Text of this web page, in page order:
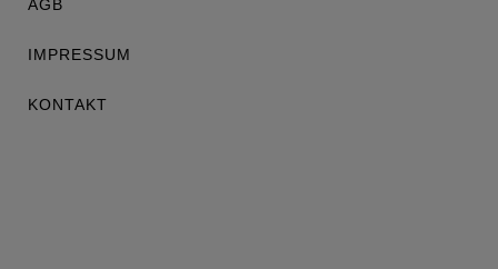
AGB
IMPRESSUM
KONTAKT